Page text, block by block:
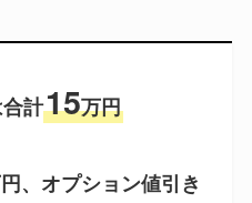
計15万円
、オプション値引き